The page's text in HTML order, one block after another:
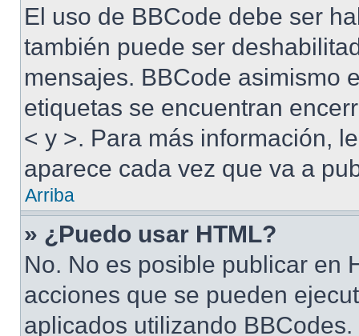
El uso de BBCode debe ser
también puede ser
mensajes. BBCode asimismo
etiquetas se encuentran
< y >. Para más información,
aparece cada vez que va a
Arriba
» ¿Puedo usar HTML?
No. No es posible publicar en
acciones que se pueden
aplicados utilizando BBCodes.